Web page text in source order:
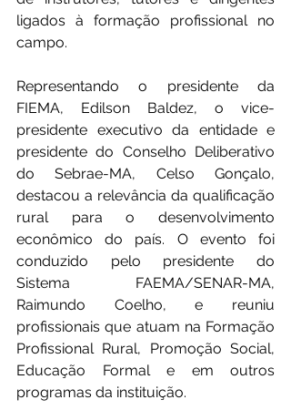
ligados à formação profissional no
campo.
Representando o presidente da
FIEMA, Edilson Baldez, o vice-
presidente executivo da entidade e
presidente do Conselho Deliberativo
do Sebrae-MA, Celso Gonçalo,
destacou a relevância da qualificação
rural para o desenvolvimento
econômico do país. O evento foi
conduzido pelo presidente do
Sistema FAEMA/SENAR-MA,
Raimundo Coelho, e reuniu
profissionais que atuam na Formação
Profissional Rural, Promoção Social,
Educação Formal e em outros
programas da instituição.